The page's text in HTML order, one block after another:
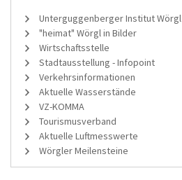
Unterguggenberger Institut Wörgl
"heimat" Wörgl in Bilder
Wirtschaftsstelle
Stadtausstellung - Infopoint
Verkehrsinformationen
Aktuelle Wasserstände
VZ-KOMMA
Tourismusverband
Aktuelle Luftmesswerte
Wörgler Meilensteine